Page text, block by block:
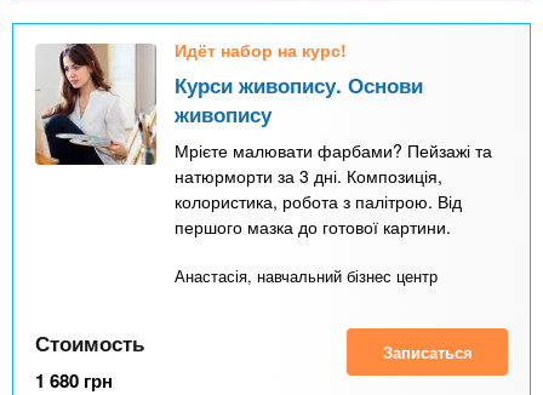
Идёт набор на курс!
Курси живопису. Основи
живопису
Мрієте малювати фарбами? Пейзажі та
натюрморти за 3 дні. Композиція,
колористика, робота з палітрою. Від
першого мазка до готової картини.
Анастасія, навчальний бізнес центр
Стоимость
1 680 грн
Записаться